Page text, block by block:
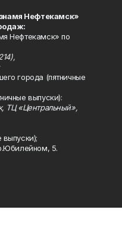
Нефтекамск»
Нефтекамск» по
города (пятничные
выпуски):
ТЦ «Центральный»,
выпуски);
5.